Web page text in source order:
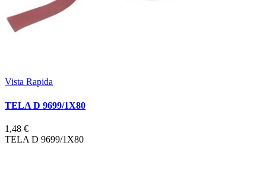
Vista Rapida
TELA D 9699/1X80
1,48 €
TELA D 9699/1X80